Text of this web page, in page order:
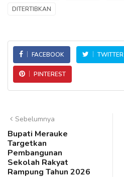
DITERTIBKAN
FACEBOOK TWITTER
PINTEREST
Sebelumnya
Bupati Merauke
Targetkan
Pembangunan
Sekolah Rakyat
Rampung Tahun 2026